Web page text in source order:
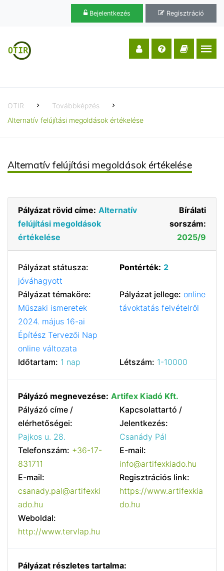
Bejelentkezés Regisztráció
OTIR
Továbbképzés
Alternatív felújítási megoldások értékelése
Alternatív felújítási megoldások értékelése
Pályázat rövid címe: Alternatív
felújítási megoldások
értékelése
Bírálati
sorszám:
2025/9
Pályázat státusza:
jóváhagyott
Pontérték: 2
Pályázat témaköre:
Műszaki ismeretek
2024. május 16-ai
Építész Tervezői Nap
online változata
Pályázat jellege: online
távoktatás felvételről
Időtartam: 1 nap Létszám: 1-10000
Pályázó megnevezése: Artifex Kiadó Kft.
Pályázó címe /
elérhetőségei:
Pajkos u. 28.
Telefonszám: +36-17-
831711
E-mail:
csanady.pal@artifexki
ado.hu
Weboldal:
http://www.tervlap.hu
Kapcsolattartó /
Jelentkezés:
Csanády Pál
E-mail:
info@artifexkiado.hu
Regisztrációs link:
https://www.artifexkia
do.hu
Pályázat részletes tartalma: